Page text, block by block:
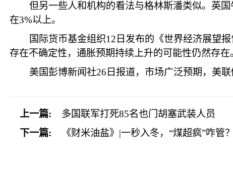
但另一些人和机构的看法与格林斯潘类似。英
在3%以上。
国际货币基金组织12日发布的《世界经济展望
存在不确定性，通胀预期持续上升的可能性仍然存在
美国彭博新闻社26日报道，市场广泛预期，美
上一篇:
多国联军打死85名也门胡塞武装人员
下一篇:
《财米油盐》|一秒入冬，“煤超疯”咋管？